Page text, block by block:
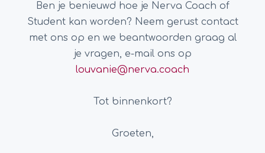
Ben je benieuwd hoe je Nerva Coach of
Student kan worden? Neem gerust contact
met ons op en we beantwoorden graag al
je vragen, e-mail ons op
louvanie@nerva.coach
Tot binnenkort?
Groeten,